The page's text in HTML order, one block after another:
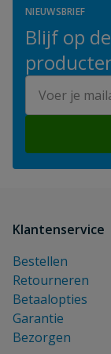
NIEUWSBRIEF
Blijf op
Klantenservice
Bestellen
Retourneren
Betaalopties
Garantie
Bezorgen